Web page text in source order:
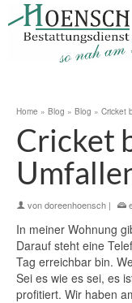
Home » Blog » Blog » Cricket
Cricket
vondoreenhoensch |
In meiner Wohnung
Darauf steht eine
Tag erreichbar bin.
Sei es wie es sei, es
profitiert. Wir haben